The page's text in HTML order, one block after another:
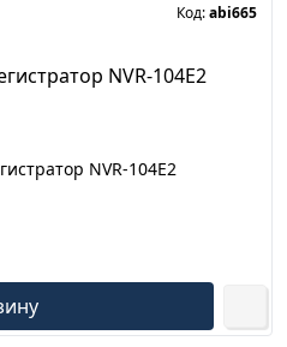
Код:abi665
NVR-104E2